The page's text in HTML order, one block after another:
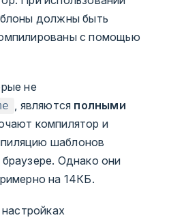
должны быть
с помощью
не
, являются полными
компилятор и
шаблонов
Однако они
на 14КБ.